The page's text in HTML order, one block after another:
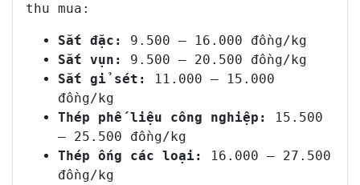
thu mua:
Sắt đặc:
9.500 – 16.000 đồng/kg
Sắt vụn:
9.500 – 20.500 đồng/kg
Sắt gỉ sét:
11.000 – 15.000
đồng/kg
Thép phế liệu công nghiệp:
15.500
– 25.500 đồng/kg
Thép ống các loại:
16.000 – 27.500
đồng/kg